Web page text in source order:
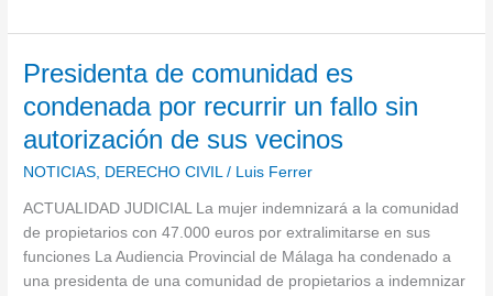
Presidenta de comunidad es
condenada por recurrir un fallo sin
autorización de sus vecinos
NOTICIAS DERECHO CIVIL / Luis Ferrer
ACTUALIDAD JUDICIAL La mujer indemnizará a la comunidad
de propietarios con 47.000 euros por extralimitarse en sus
funciones La Audiencia Provincial de Málaga ha condenado a
una presidenta de una comunidad de propietarios a indemnizar
Presidenta
comunidad
es
condenada
recurrir
un
fallo
sin